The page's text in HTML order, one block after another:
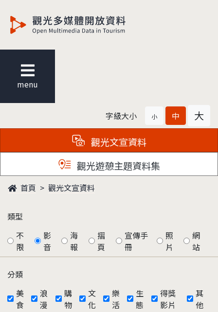
menu
字級大小 小 中 大
觀光文宣資料
觀光遊憩主題資料集
首頁 觀光文宣資料
類型
不
限
影
音
海
報
摺
頁
宣傳手
冊
照
片
網
站
分類
美
食
浪
漫
購
物
文
化
樂
活
生
態
得獎
影片
其
他